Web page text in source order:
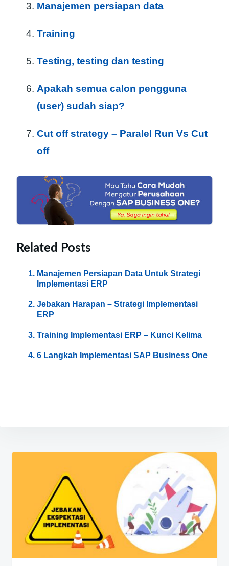
Manajemen persiapan data
Training
Testing, testing dan testing
Apakah semua calon pengguna
(user) sudah siap?
Cut off strategy – Paralel Run Vs Cut
off
Related Posts
Manajemen Persiapan Data Untuk Strategi
Implementasi ERP
Jebakan Harapan – Strategi Implementasi
ERP
Training Implementasi ERP – Kunci Kelima
6 Langkah Implementasi SAP Business One
Navigasi